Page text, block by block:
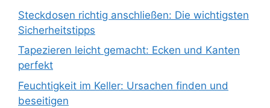
Steckdosen richtig anschließen: Die wichtigsten
Sicherheitstipps
Tapezieren leicht gemacht: Ecken und Kanten
perfekt
Feuchtigkeit im Keller: Ursachen finden und
beseitigen